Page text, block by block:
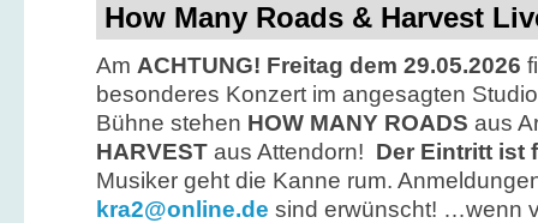
How Many Roads & Harvest
Am ACHTUNG! Freitag dem 29.05.2026
besonderes Konzert im angesagten
Bühne stehen HOW MANY ROADS aus
HARVEST aus Attendorn! Der Eintritt ist
Musiker geht die Kanne rum.
kra2@online.de sind erwünscht! …wenn